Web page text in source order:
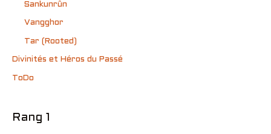
Sankunrûn
Vangghor
Tar (Rooted)
Divinités et Héros du Passé
ToDo
Rang 1